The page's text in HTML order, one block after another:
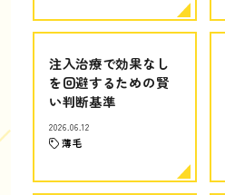
注入治療で効果なし
を回避するための賢
い判断基準
2026.06.12
薄毛